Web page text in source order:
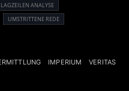
ANALYSE
UMSTRITTENE REDE
IMPERIUM VERITAS